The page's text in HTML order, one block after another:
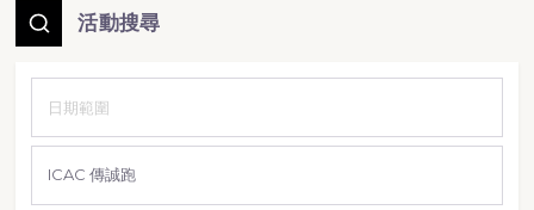
活動搜尋